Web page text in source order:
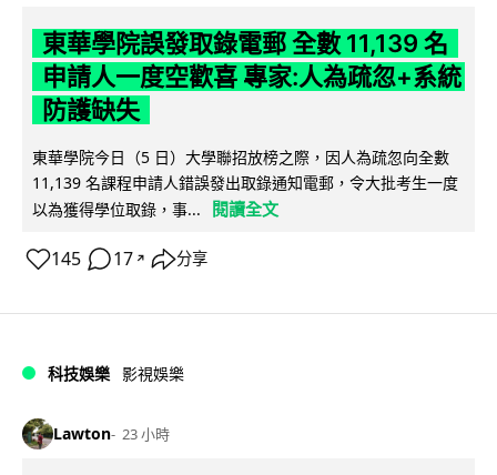
東華學院誤發取錄電郵 全數 11,139 名
申請人一度空歡喜 專家:人為疏忽+系統
防護缺失
東華學院今日（5 日）大學聯招放榜之際，因人為疏忽向全數
11,139 名課程申請人錯誤發出取錄通知電郵，令大批考生一度
以為獲得學位取錄，事...
閱讀全文
145 17 ↗ 分享
科技娛樂 影視娛樂
Lawton 23 小時